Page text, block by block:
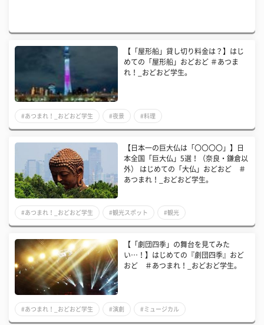
【「屋形船」貸し切り料金は？】はじ
めての「屋形船」おどおど ＃あつま
れ！_おどおど学生。
#あつまれ！_おどおど学生 #夜景 #料理
【日本一の巨大仏は「〇〇〇〇」】日
本全国「巨大仏」5選！（奈良・鎌倉以
外） はじめての「大仏」おどおど ＃
あつまれ！_おどおど学生。
#あつまれ！_おどおど学生 #観光スポット #観光
【「劇団四季」の舞台を見てみた
い…！】はじめての『劇団四季』おど
おど ＃あつまれ！_おどおど学生。
#あつまれ！_おどおど学生 #演劇 #ミュージカル